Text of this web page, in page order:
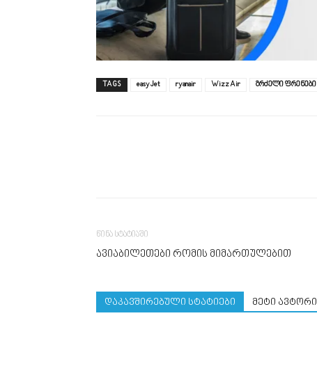
TAGS easyJet ryanair Wizz Air გრძელი ფრენები
წინა სტატიაში
ავიაბილეთები რომის მიმართულებით
დაკავშირებული სტატიები მეტი ავტორი